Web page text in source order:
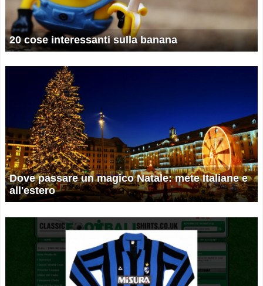
20 cose interessanti sulla banana
Dove passare un magico Natale: mete Italiane e
all'estero